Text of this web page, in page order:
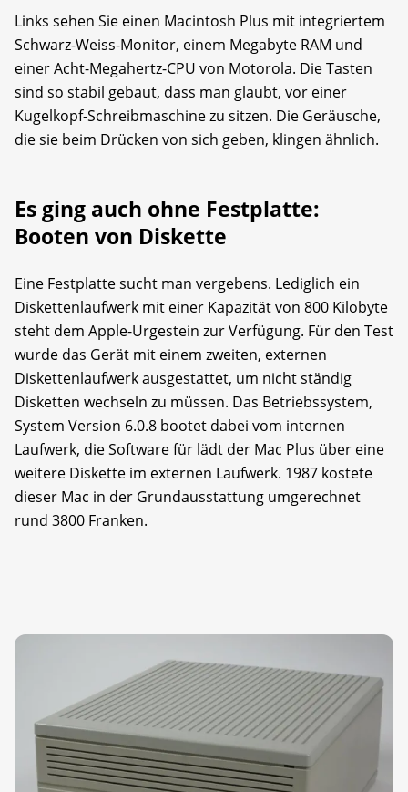
Links sehen Sie einen Macintosh Plus mit integriertem
Schwarz-Weiss-Monitor, einem Megabyte RAM und
einer Acht-Megahertz-CPU von Motorola. Die Tasten
sind so stabil gebaut, dass man glaubt, vor einer
Kugelkopf-Schreibmaschine zu sitzen. Die Geräusche,
die sie beim Drücken von sich geben, klingen ähnlich.
Es ging auch ohne Festplatte:
Booten von Diskette
Eine Festplatte sucht man vergebens. Lediglich ein
Diskettenlaufwerk mit einer Kapazität von 800 Kilobyte
steht dem Apple-Urgestein zur Verfügung. Für den Test
wurde das Gerät mit einem zweiten, externen
Diskettenlaufwerk ausgestattet, um nicht ständig
Disketten wechseln zu müssen. Das Betriebssystem,
System Version 6.0.8 bootet dabei vom internen
Laufwerk, die Software für lädt der Mac Plus über eine
weitere Diskette im externen Laufwerk. 1987 kostete
dieser Mac in der Grundausstattung umgerechnet
rund 3800 Franken.